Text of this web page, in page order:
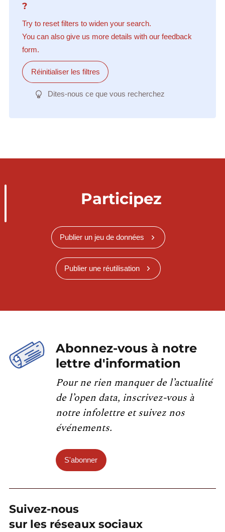
?
Try to reset filters to widen your search.
You can also give us more details with our feedback
form.
Réinitialiser les filtres
Dites-nous ce que vous recherchez
Participez
Publier un jeu de données
Publier une réutilisation
Abonnez-vous à notre
lettre d'information
Pour ne rien manquer de l’actualité
de l’open data, inscrivez-vous à
notre infolettre et suivez nos
événements.
S'abonner
Suivez-nous
sur les réseaux sociaux